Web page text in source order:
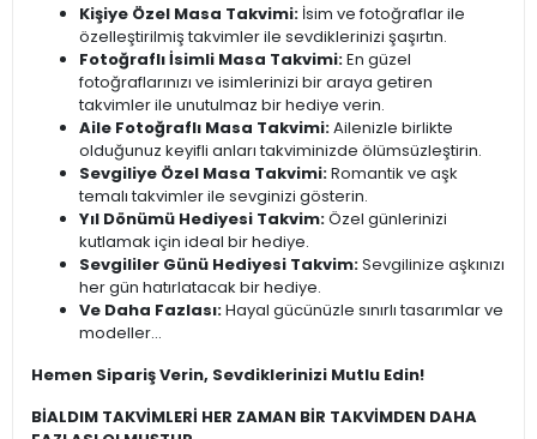
Kişiye Özel Masa Takvimi: İsim ve fotoğraflar ile
özelleştirilmiş takvimler ile sevdiklerinizi şaşırtın.
Fotoğraflı İsimli Masa Takvimi:En güzel
fotoğraflarınızı ve isimlerinizi bir araya getiren
takvimler ile unutulmaz bir hediye verin.
Aile Fotoğraflı Masa Takvimi:Ailenizle birlikte
olduğunuz keyifli anları takviminizde ölümsüzleştirin.
Sevgiliye Özel Masa Takvimi:Romantik ve aşk
temalı takvimler ile sevginizi gösterin.
Yıl Dönümü Hediyesi Takvim:Özel günlerinizi
kutlamak için ideal bir hediye.
Sevgililer Günü Hediyesi Takvim:Sevgilinize aşkınızı
her gün hatırlatacak bir hediye.
Ve Daha Fazlası:Hayal gücünüzle sınırlı tasarımlar ve
modeller...
Hemen Sipariş Verin, Sevdiklerinizi Mutlu Edin!
BİALDIM TAKVİMLERİ HER ZAMAN BİR TAKVİMDEN DAHA